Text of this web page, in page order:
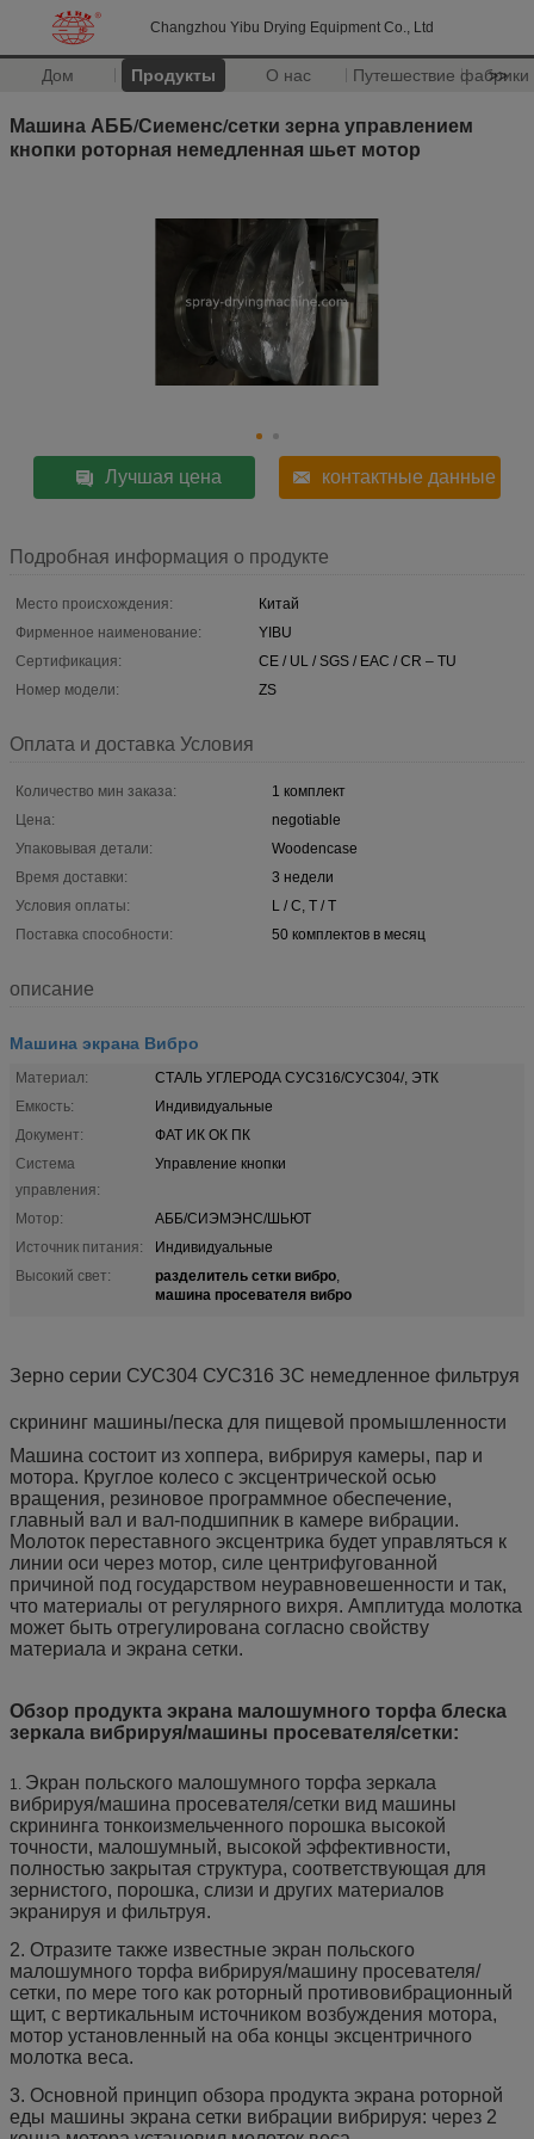
Changzhou Yibu Drying Equipment Co., Ltd
Дом Продукты О нас Путешествие фабрики
>>
Машина АББ/Сиеменс/сетки зерна управлением
кнопки роторная немедленная шьет мотор
Лучшая цена контактные данные
Подробная информация о продукте
Место происхождения:
Китай
Фирменное наименование:
YIBU
Сертификация:
CE / UL / SGS / EAC / CR – TU
Номер модели:
ZS
Оплата и доставка Условия
Количество мин заказа:
1 комплект
Цена:
negotiable
Упаковывая детали:
Woodencase
Время доставки:
3 недели
Условия оплаты:
L / C, T / T
Поставка способности:
50 комплектов в месяц
описание
Машина экрана Вибро
Материал:
СТАЛЬ УГЛЕРОДА СУС316/СУС304/, ЭТК
Емкость:
Индивидуальные
Документ:
ФАТ ИК ОК ПК
Система
управления:
Управление кнопки
Мотор:
АББ/СИЭМЭНС/ШЬЮТ
Источник питания:
Индивидуальные
Высокий свет:
разделитель сетки вибро,
машина просевателя вибро
Зерно серии СУС304 СУС316 ЗС немедленное фильтруя
скрининг машины/песка для пищевой промышленности
Машина состоит из хоппера, вибрируя камеры, пар и
мотора. Круглое колесо с эксцентрической осью
вращения, резиновое программное обеспечение,
главный вал и вал-подшипник в камере вибрации.
Молоток переставного эксцентрика будет управляться к
линии оси через мотор, силе центрифугованной
причиной под государством неуравновешенности и так,
что материалы от регулярного вихря. Амплитуда молотка
может быть отрегулирована согласно свойству
материала и экрана сетки.
Обзор продукта экрана малошумного торфа блеска
зеркала вибрируя/машины просевателя/сетки:
1. Экран польского малошумного торфа зеркала
вибрируя/машина просевателя/сетки вид машины
скрининга тонкоизмельченного порошка высокой
точности, малошумный, высокой эффективности,
полностью закрытая структура, соответствующая для
зернистого, порошка, слизи и других материалов
экранируя и фильтруя.
2. Отразите также известные экран польского
малошумного торфа вибрируя/машину просевателя/
сетки, по мере того как роторный противовибрационный
щит, с вертикальным источником возбуждения мотора,
мотор установленный на оба концы эксцентричного
молотка веса.
3. Основной принцип обзора продукта экрана роторной
еды машины экрана сетки вибрации вибрируя: через 2